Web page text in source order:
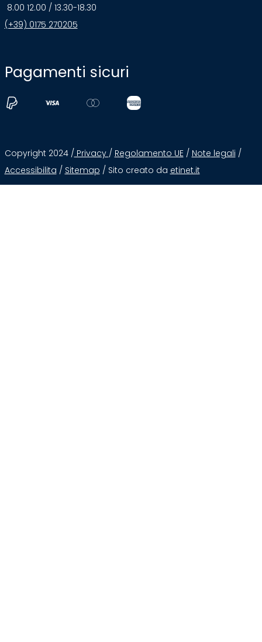
8.00 12.00 / 13.30-18.30
(+39) 0175 270205
Pagamenti sicuri
Copyright 2024 /Privacy / Regolamento UE/ Note legali /
Accessibilita / Sitemap / Sito creato da etinet.it